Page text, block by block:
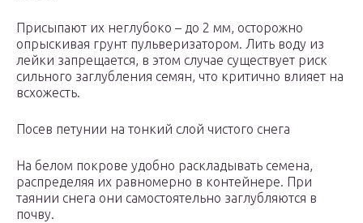
Присыпают их неглубоко – до 2 мм, осторожно
опрыскивая грунт пульверизатором. Лить воду из
лейки запрещается, в этом случае существует риск
сильного заглубления семян, что критично влияет на
всхожесть.
Посев петунии на тонкий слой чистого снега
На белом покрове удобно раскладывать семена,
распределяя их равномерно в контейнере. При
таянии снега они самостоятельно заглубляются в
почву.